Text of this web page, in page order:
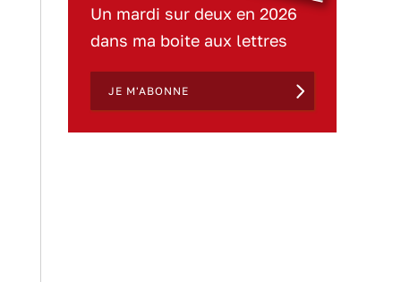
Un mardi sur deux en 2026
dans ma boite aux lettres
JE M'ABONNE